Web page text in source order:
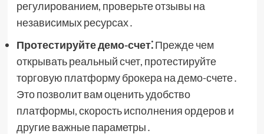
регулированием, проверьте отзывы на
независимых ресурсах․
Протестируйте демо-счет⁚Прежде чем
открывать реальный счет, протестируйте
торговую платформу брокера на демо-счете․
Это позволит вам оценить удобство
платформы, скорость исполнения ордеров и
другие важные параметры․